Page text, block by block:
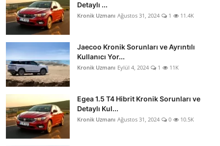
Detaylı ...
Kronik Uzmanı Ağustos 31, 2024 1 11.4K
Jaecoo Kronik Sorunları ve Ayrıntılı
Kullanıcı Yor...
Kronik Uzmanı Eylül 4, 2024 1 11K
Egea 1.5 T4 Hibrit Kronik Sorunları ve
Detaylı Kul...
Kronik Uzmanı Ağustos 31, 2024 0 10.5K